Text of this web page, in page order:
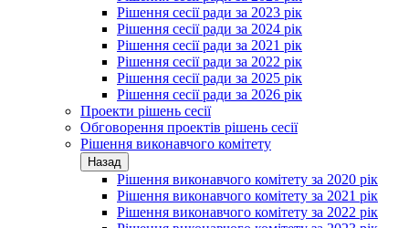
Рішення сесії ради за 2023 рік
Рішення сесії ради за 2024 рік
Рішення сесії ради за 2021 рік
Рішення сесії ради за 2022 рік
Рішення сесії ради за 2025 рік
Рішення сесії ради за 2026 рік
Проекти рішень сесії
Обговорення проектів рішень сесії
Рішення виконавчого комітету
Назад
Рішення виконавчого комітету за 2020 рік
Рішення виконавчого комітету за 2021 рік
Рішення виконавчого комітету за 2022 рік